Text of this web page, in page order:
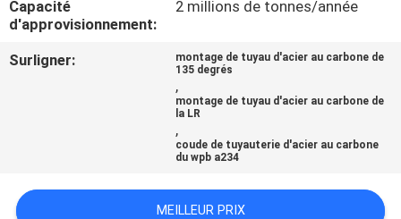
CONTRÔLE
DE
LA
Capacité
d'approvisionnement:
2 millions de tonnes/année
Surligner:
montage de tuyau d'acier au carbone de
135 degrés
,
montage de tuyau d'acier au carbone de
la LR
,
coude de tuyauterie d'acier au carbone
du wpb a234
MEILLEUR PRIX